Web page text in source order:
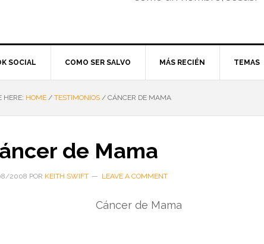
SOCIAL COMO SER SALVO MÁS RECIÉN TEMAS
HERE: HOME / TESTIMONIOS / CÁNCER DE MAMA
de Mama
2008 POR KEITH SWIFT LEAVE A COMMENT
Cáncer de Mama